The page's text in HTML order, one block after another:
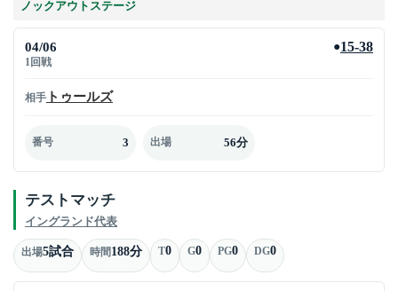
ノックアウトステージ
04/06
1回戦
●15-38
相手 トゥールズ
番号 3 出場 56分
テストマッチ
イングランド代表
出場5試合 時間188分 T0 G0 PG0 DG0